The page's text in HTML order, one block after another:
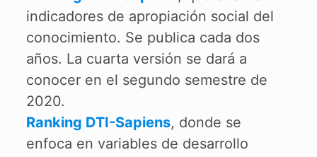
indicadores de apropiación social del
conocimiento. Se publica cada dos
años. La cuarta versión se dará a
conocer en el segundo semestre de
2020.
Ranking DTI-Sapiens, donde se
enfoca en variables de desarrollo